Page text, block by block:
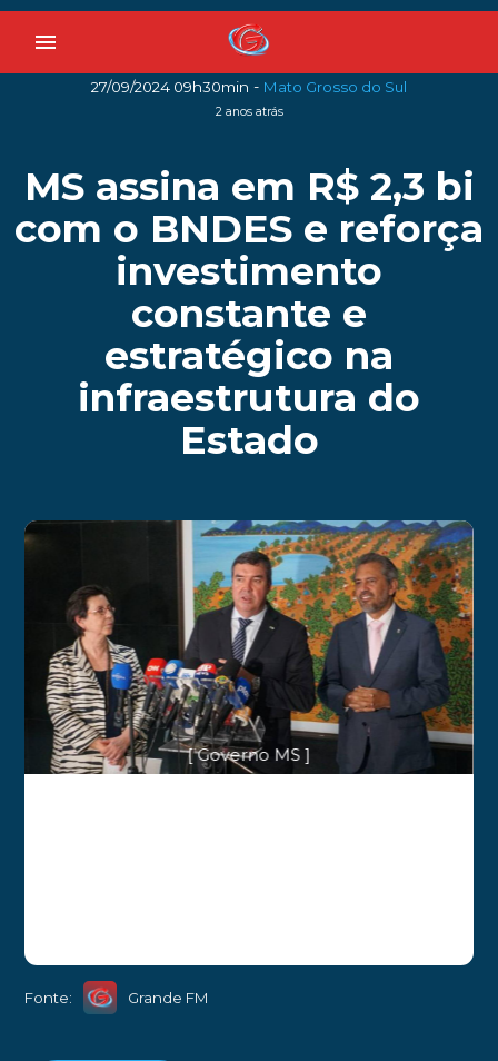
menu
27/09/2024 09h30min - Mato Grosso do Sul
2 anos atrás
MS assina em R$ 2,3 bi
com o BNDES e reforça
investimento
constante e
estratégico na
infraestrutura do
Estado
[ Governo MS ]
Fonte: Grande FM